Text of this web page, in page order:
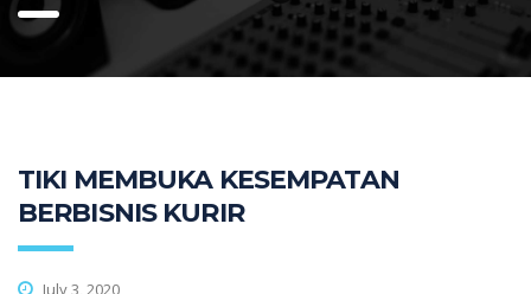
TIKI MEMBUKA KESEMPATAN
BERBISNIS KURIR
July 3, 2020